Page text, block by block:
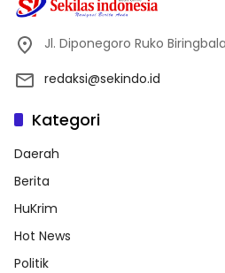
Jl. Diponegoro Ruko
redaksi@sekindo.id
Kategori
Daerah
Berita
HuKrim
Hot News
Politik